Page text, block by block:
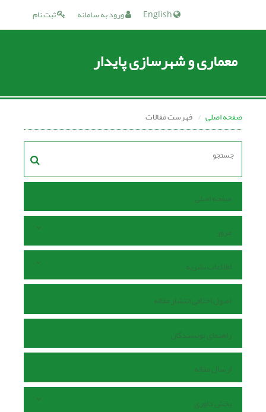
ثبت نام ورود به سامانه
معماری و شهرسازی پایدار
صفحه اصلی فهرست مقالات
صفحه اصلی
مرور
اطلاعات نشریه
اصول اخلاقی انتشار مقاله
راهنمای نویسندگان
ارسال مقاله
بخش داوری